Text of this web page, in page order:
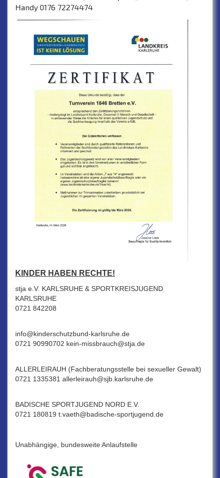
Handy 0176 72274474
KINDER HABEN RECHTE!
stja e.V. KARLSRUHE & SPORTKREISJUGEND
KARLSRUHE
0721 842208
info@kinderschutzbund-karlsruhe.de
0721 90990702 kein-missbrauch@stja.de
ALLERLEIRAUH (Fachberatungsstelle bei sexueller Gewalt)
0721 1335381 allerleirauh@sjb.karlsruhe.de
BADISCHE SPORTJUGEND NORD E.V.
0721 180819 t.vaeth@badische-sportjugend.de
Unabhängige, bundesweite Anlaufstelle